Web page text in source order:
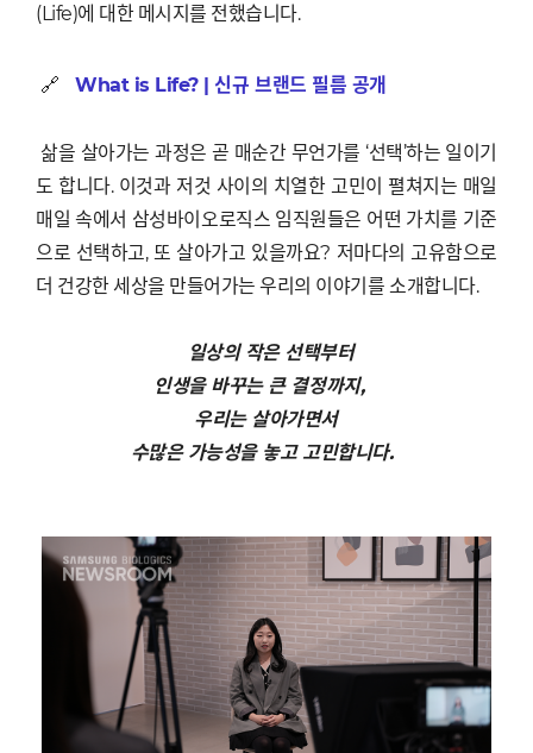
(Life)에 대한 메시지를 전했습니다.
🔗 What is Life? | 신규 브랜드 필름 공개
삶을 살아가는 과정은 곧 매순간 무언가를 ‘선택’하는 일이기
도 합니다. 이것과 저것 사이의 치열한 고민이 펼쳐지는 매일
매일 속에서 삼성바이오로직스 임직원들은 어떤 가치를 기준
으로 선택하고, 또 살아가고 있을까요? 저마다의 고유함으로
더 건강한 세상을 만들어가는 우리의 이야기를 소개합니다.
일상의 작은 선택부터
인생을 바꾸는 큰 결정까지,
우리는 살아가면서
수많은 가능성을 놓고 고민합니다.